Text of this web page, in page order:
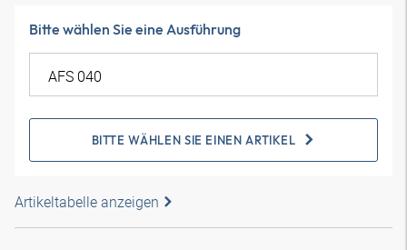
Bitte wählen Sie eine Ausführung
BITTE WÄHLEN SIE EINEN ARTIKEL
Artikeltabelle anzeigen